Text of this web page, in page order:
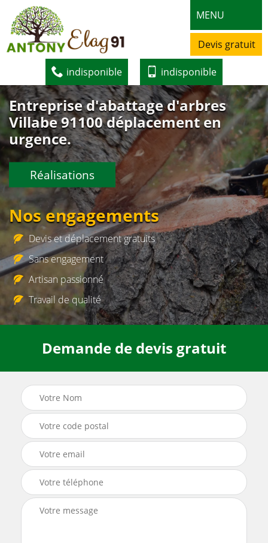
MENU
Devis gratuit
indisponible indisponible
Entreprise d'abattage d'arbres
Villabe 91100 déplacement en
urgence.
Réalisations
Nos engagements
Devis et déplacement gratuits
Sans engagement
Artisan passionné
Travail de qualité
Demande de devis gratuit